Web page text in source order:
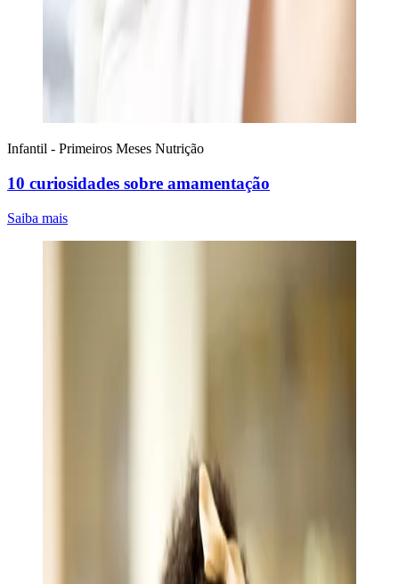
Infantil - Primeiros Meses Nutrição
10 curiosidades sobre amamentação
Saiba mais